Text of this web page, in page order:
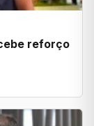
reforço